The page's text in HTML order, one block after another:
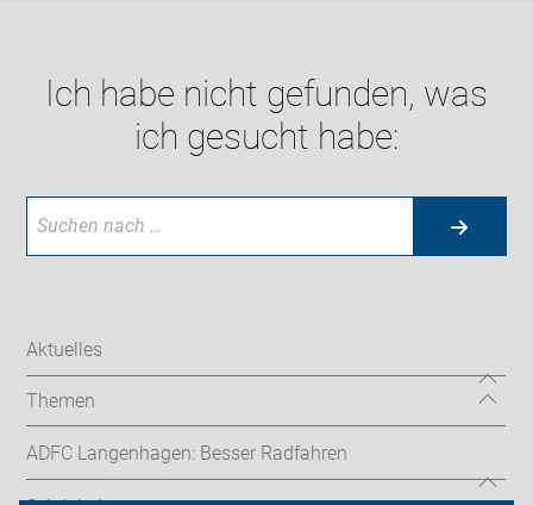
Ich habe nicht gefunden, was
ich gesucht habe:
Aktuelles
Themen
ADFC Langenhagen: Besser Radfahren